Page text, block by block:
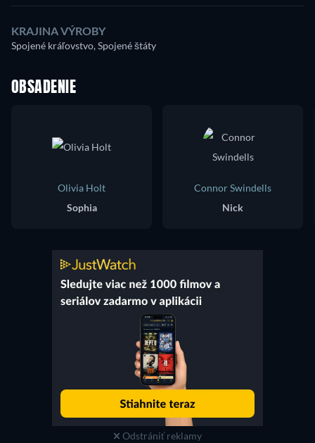
KRAJINA VÝROBY
Spojené kráľovstvo, Spojené štáty
OBSADENIE
Olivia Holt
Sophia
Connor Swindells
Nick
Odstrániť reklamy